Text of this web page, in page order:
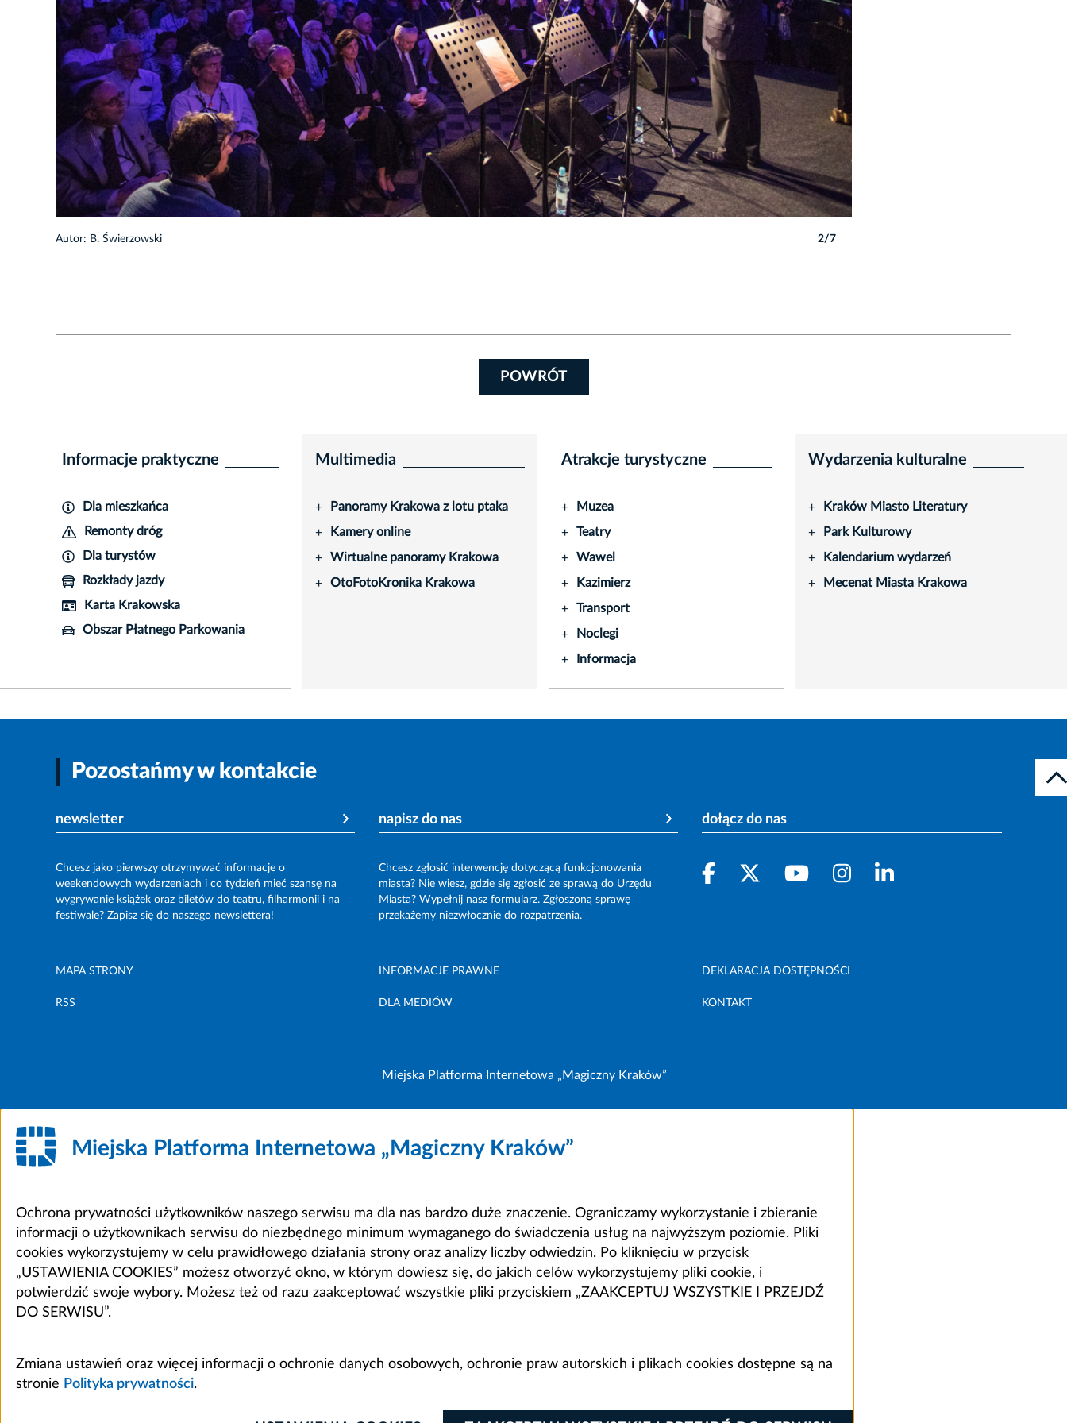
Autor: B. Świerzowski 2/7
POWRÓT
Informacje praktyczne
Dla mieszkańca
Remonty dróg
Dla turystów
Rozkłady jazdy
Karta Krakowska
Obszar Płatnego Parkowania
Multimedia
+ Panoramy Krakowa z lotu ptaka
+ Kamery online
+ Wirtualne panoramy Krakowa
+ OtoFotoKronika Krakowa
Atrakcje turystyczne
+ Muzea
+ Teatry
+ Wawel
+ Kazimierz
+ Transport
+ Noclegi
+ Informacja
Wydarzenia kulturalne
+ Kraków Miasto Literatury
+ Park Kulturowy
+ Kalendarium wydarzeń
+ Mecenat Miasta Krakowa
Pozostańmy w kontakcie
newsletter
Chcesz jako pierwszy otrzymywać informacje o
weekendowych wydarzeniach i co tydzień mieć szansę na
wygrywanie książek oraz biletów do teatru, filharmonii i na
festiwale? Zapisz się do naszego newslettera!
napisz do nas
Chcesz zgłosić interwencję dotyczącą funkcjonowania
miasta? Nie wiesz, gdzie się zgłosić ze sprawą do Urzędu
Miasta? Wypełnij nasz formularz. Zgłoszoną sprawę
przekażemy niezwłocznie do rozpatrzenia.
dołącz do nas
MAPA STRONY INFORMACJE PRAWNE DEKLARACJA DOSTĘPNOŚCI
RSS DLA MEDIÓW KONTAKT
Miejska Platforma Internetowa „Magiczny Kraków”
Miejska Platforma Internetowa „Magiczny Kraków”
Ochrona prywatności użytkowników naszego serwisu ma dla nas bardzo duże znaczenie. Ograniczamy wykorzystanie i zbieranie
informacji o użytkownikach serwisu do niezbędnego minimum wymaganego do świadczenia usług na najwyższym poziomie. Pliki
cookies wykorzystujemy w celu prawidłowego działania strony oraz analizy liczby odwiedzin. Po kliknięciu w przycisk
„USTAWIENIA COOKIES” możesz otworzyć okno, w którym dowiesz się, do jakich celów wykorzystujemy pliki cookie, i
potwierdzić swoje wybory. Możesz też od razu zaakceptować wszystkie pliki przyciskiem „ZAAKCEPTUJ WSZYSTKIE I PRZEJDŹ
DO SERWISU”.
Zmiana ustawień oraz więcej informacji o ochronie danych osobowych, ochronie praw autorskich i plikach cookies dostępne są na
stronie Polityka prywatności.